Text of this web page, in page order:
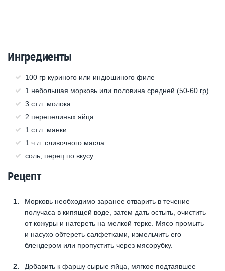
Ингредиенты
100 гр куриного или индюшиного филе
1 небольшая морковь или половина средней (50-60 гр)
3 ст.л. молока
2 перепелиных яйца
1 ст.л. манки
1 ч.л. сливочного масла
соль, перец по вкусу
Рецепт
Морковь необходимо заранее отварить в течение
получаса в кипящей воде, затем дать остыть, очистить
от кожуры и натереть на мелкой терке. Мясо промыть
и насухо обтереть салфетками, измельчить его
блендером или пропустить через мясорубку.
Добавить к фаршу сырые яйца, мягкое подтаявшее